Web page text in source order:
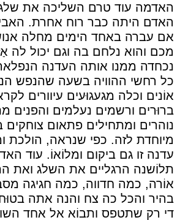
האדמה עוד טרם השליכה את
האדם היתה כבר רוח אחרת.
אם עברה באחד הימים מחלה
מכם והוא נלחם בה וגם יכול לה
נכחדה ממנו אותה העדנה
כל רחשי ההוויה בשעה שהנפש
אוֹנים וכלה מגעגוּעים עיוורים
ברוּרים ורשמים נעלמים והפנים
נוהרים ומתחילים פתאום
מיוחדת לזה. כפי שנראה,
עדנה זו גם ביקום ומלוֹאוֹ. עוד
תלוֹשנה הרגליים את השלג ואת
אוֹרה, כמה חדווה, כמה חגיגה
בהיר והכל כה צח והנה אתה
די רק שתטפס ותבוֹא אל אחד